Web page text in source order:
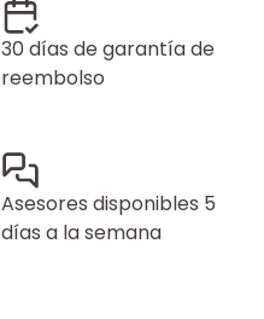
30 días de garantía de
reembolso
Asesores disponibles 5
días a la semana